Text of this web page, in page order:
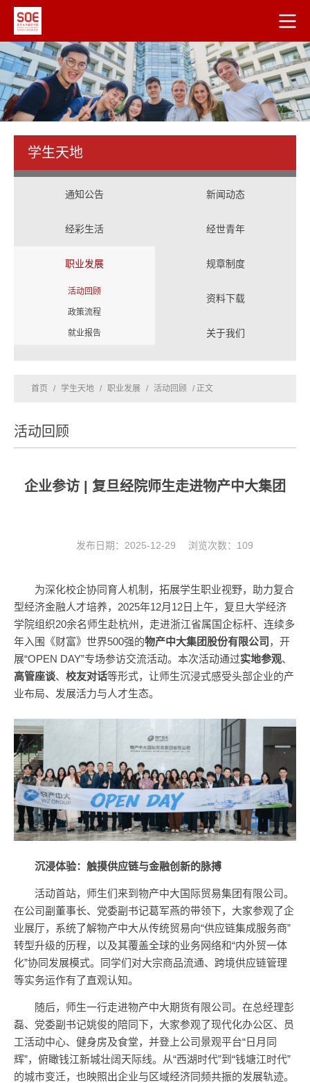
学生天地
通知公告 新闻动态
经彩生活 经世青年
职业发展
活动回顾
政策流程
就业报告
规章制度
资料下载
关于我们
首页 / 学生天地 / 职业发展 / 活动回顾 / 正文
活动回顾
企业参访 | 复旦经院师生走进物产中大集团
发布日期：2025-12-29 浏览次数： 109
为深化校企协同育人机制，拓展学生职业视野，助力复合
型经济金融人才培养，2025年12月12日上午，复旦大学经济
学院组织20余名师生赴杭州，走进浙江省属国企标杆、连续多
年入围《财富》世界500强的物产中大集团股份有限公司 ，开
展“OPEN DAY”专场参访交流活动。本次活动通过实地参观、
高管座谈、 校友对话等形式，让师生沉浸式感受头部企业的产
业布局、发展活力与人才生态。
沉浸体验：触摸供应链与金融创新的脉搏
活动首站，师生们来到物产中大国际贸易集团有限公司。
在公司副董事长、党委副书记葛军燕的带领下，大家参观了企
业展厅，系统了解物产中大从传统贸易向“供应链集成服务商”
转型升级的历程，以及其覆盖全球的业务网络和“内外贸一体
化”协同发展模式。同学们对大宗商品流通、跨境供应链管理
等实务运作有了直观认知。
随后，师生一行走进物产中大期货有限公司。在总经理彭
磊、党委副书记姚俊的陪同下，大家参观了现代化办公区、员
工活动中心、健身房及食堂，并登上公司景观平台“日月同
辉”，俯瞰钱江新城壮阔天际线。从“西湖时代”到“钱塘江时代”
的城市变迁，也映照出企业与区域经济同频共振的发展轨迹。